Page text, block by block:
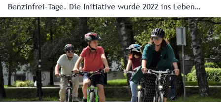
Benzinfrei-Tage. Die Initiative wurde 2022 ins Leben
gerufen und hat im letzten Jahr 900.000 Fahrgäste in Bus
und Bahn gelockt. Um den Erfolg auch 2025 weiter
auszubauen, wird es zehn dieser Tage geben, unter
anderem erstmalig auch am Black Friday im November.